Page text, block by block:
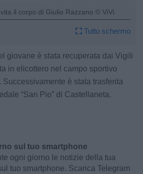
il corpo di Giulio Razzano © ViVi
Tutto schermo
giovane è stata recuperata dai Vigili
in elicottero nel campo sportivo
Successivamente è stata trasferita
“San Pio” di Castellaneta.
sul tuo smartphone
ogni giorno le notizie della tua
tuo smartphone. Scarica Telegram